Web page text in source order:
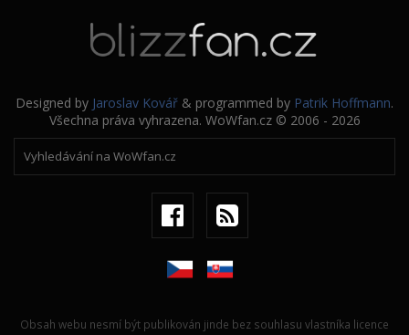
Designed by Jaroslav Kovář & programmed by Patrik Hoffmann.
Všechna práva vyhrazena. WoWfan.cz © 2006 - 2026
Obsah webu nesmí být publikován jinde bez souhlasu vlastníka licence